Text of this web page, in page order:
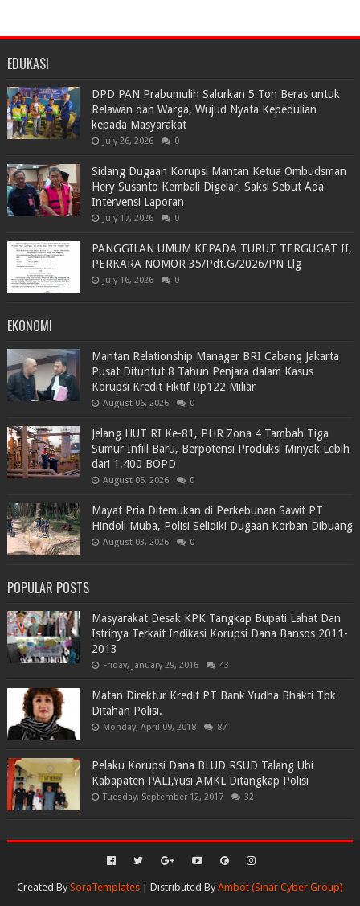
EDUKASI
DPD PAN Prabumulih Salurkan 5 Ton Beras untuk
Relawan dan Warga, Wujud Nyata Kepedulian
kepada Masyarakat
July 26, 2026 0
Sidang Dugaan Korupsi Mantan Ketua Ombudsman
Hery Susanto Kembali Digelar, Saksi Sebut Ada
Intervensi Laporan
July 17, 2026 0
PANGGILAN UMUM KEPADA TURUT TERGUGAT II,
PERKARA NOMOR 35/Pdt.G/2026/PN Llg
July 16, 2026 0
EKONOMI
Mantan Relationship Manager BRI Cabang Jakarta
Pusat Dituntut 8 Tahun Penjara dalam Kasus
Korupsi Kredit Fiktif Rp122 Miliar
August 06, 2026 0
Jelang HUT RI Ke-81, PHR Zona 4 Tambah Tiga
Sumur Infill Baru, Berpotensi Produksi Minyak Lebih
dari 1.400 BOPD
August 05, 2026 0
Mayat Pria Ditemukan di Perkebunan Sawit PT
Hindoli Muba, Polisi Selidiki Dugaan Korban Dibuang
August 03, 2026 0
POPULAR POSTS
Masyarakat Desak KPK Tangkap Bupati Lahat Dan
Istrinya Terkait Indikasi Korupsi Dana Bansos 2011-
2013
Friday, January 29, 2016 43
Matan Direktur Kredit PT Bank Yudha Bhakti Tbk
Ditahan Polisi.
Monday, April 09, 2018 87
Pelaku Korupsi Dana BLUD RSUD Talang Ubi
Kabapaten PALI,Yusi AMKL Ditangkap Polisi
Tuesday, September 12, 2017 32
Created By SoraTemplates| Distributed By Ambot (Sinar Cyber Group)